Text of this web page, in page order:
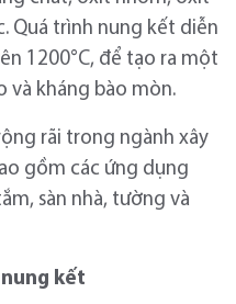
Quá trình nung kết diễn
1200°C, để tạo ra một
và kháng bào mòn.
rãi trong ngành xây
gồm các ứng dụng
sàn nhà, tường và
kết